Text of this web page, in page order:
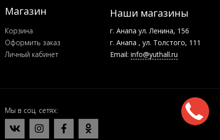
Магазин
Корзина
Оформить заказ
Личный кабинет
Наши магазины
г. Анапа ул. Ленина, 156
г. Анапа , ул. Толстого, 111
Email: info@yuthall.ru
Мы в соц. сетях